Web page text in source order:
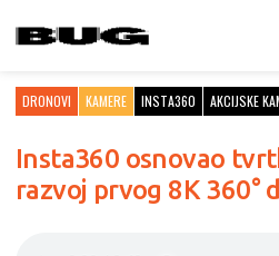
DRONOVI KAMERE INSTA360 AKCIJSKE
Insta360 osnovao
razvoj prvog 8K 360°